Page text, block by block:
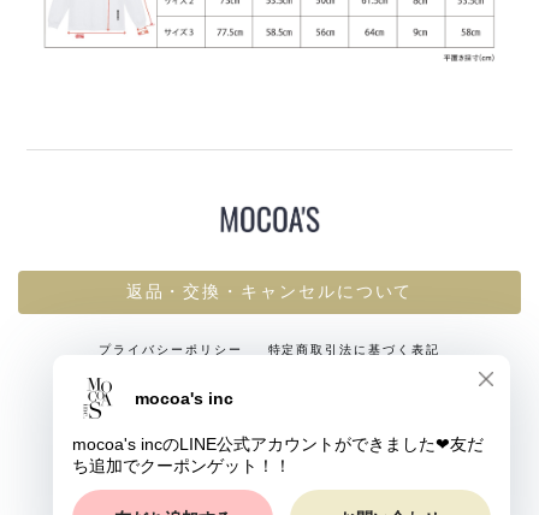
返品・交換・キャンセルについて
プライバシーポリシー 特定商取引法に基づく表記
© mocoa's inc All rights reserved.